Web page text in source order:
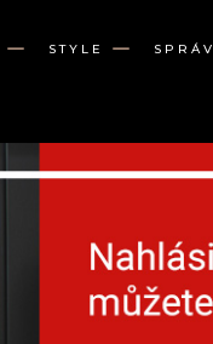
STYLE